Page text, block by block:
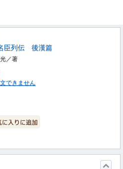
臣列伝 後漢篇
／著
できません